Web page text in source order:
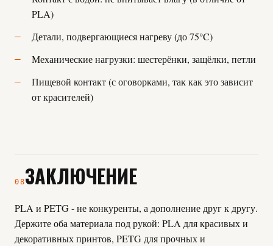
PLA)
Детали, подвергающиеся нагреву (до 75°C)
Механические нагрузки: шестерёнки, защёлки, петли
Пищевой контакт (с оговорками, так как это зависит
от красителей)
08ЗАКЛЮЧЕНИЕ
PLA и PETG - не конкуренты, а дополнение друг к другу.
Держите оба материала под рукой: PLA для красивых и
декоративных принтов, PETG для прочных и